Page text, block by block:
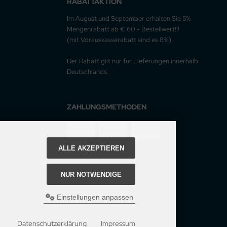
Im August und September erhalten Sie 5%
Mengenrabatt ab € 60,- Bestellwert!!!
(mit Vorauskasserabatt sind es 8%).
Der Rabatt gilt nur für Lieferungen innerhalb
Deutschlands.
ZAHLUNGSMETHODEN
ALLE AKZEPTIEREN
NUR NOTWENDIGE
Einstellungen anpassen
Datenschutzerklärung Impressum